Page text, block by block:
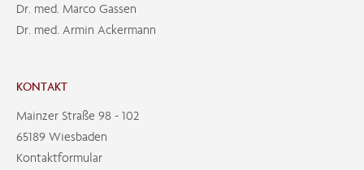
Dr. med. Marco Gassen
Dr. med. Armin Ackermann
KONTAKT
Mainzer Straße 98 - 102
65189 Wiesbaden
Kontaktformular